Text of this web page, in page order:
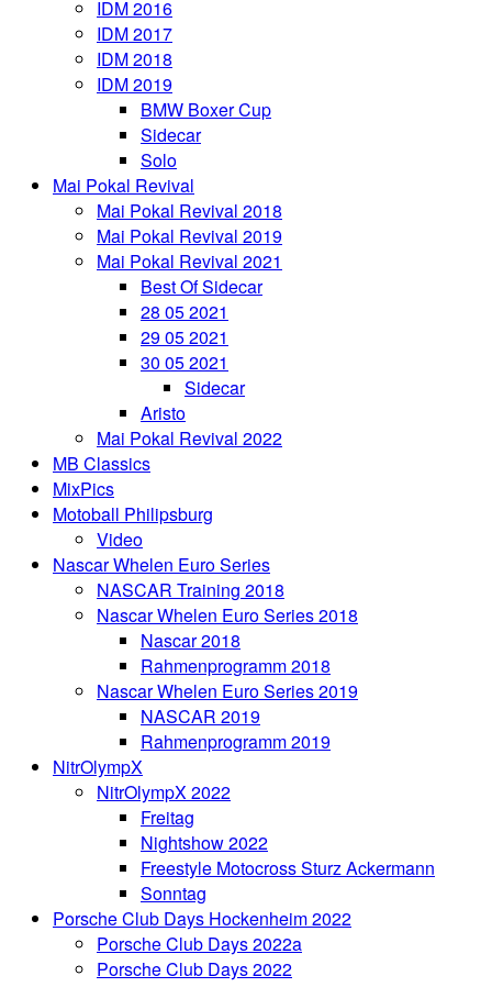
IDM 2016
IDM 2017
IDM 2018
IDM 2019
BMW Boxer Cup
Sidecar
Solo
Mai Pokal Revival
Mai Pokal Revival 2018
Mai Pokal Revival 2019
Mai Pokal Revival 2021
Best Of Sidecar
28 05 2021
29 05 2021
30 05 2021
Sidecar
Aristo
Mai Pokal Revival 2022
MB Classics
MixPics
Motoball Philipsburg
Video
Nascar Whelen Euro Series
NASCAR Training 2018
Nascar Whelen Euro Series 2018
Nascar 2018
Rahmenprogramm 2018
Nascar Whelen Euro Series 2019
NASCAR 2019
Rahmenprogramm 2019
NitrOlympX
NitrOlympX 2022
Freitag
Nightshow 2022
Freestyle Motocross Sturz Ackermann
Sonntag
Porsche Club Days Hockenheim 2022
Porsche Club Days 2022a
Porsche Club Days 2022